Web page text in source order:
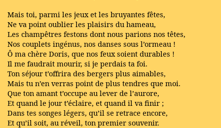
Mais toi, parmi les jeux et les bruyantes fêtes,
Ne va point oublier les plaisirs du hameau,
Les champêtres festons dont nous parions nos têtes,
Nos couplets ingénus, nos danses sous l’ormeau !
Ô ma chère Doris, que nos feux soient durables !
Il me faudrait mourir, si je perdais ta foi.
Ton séjour t’offrira des bergers plus aimables,
Mais tu n’en verras point de plus tendres que moi.
Que ton amant t’occupe au lever de l’aurore,
Et quand le jour t’éclaire, et quand il va finir ;
Dans tes songes légers, qu’il se retrace encore,
Et qu’il soit, au réveil, ton premier souvenir.